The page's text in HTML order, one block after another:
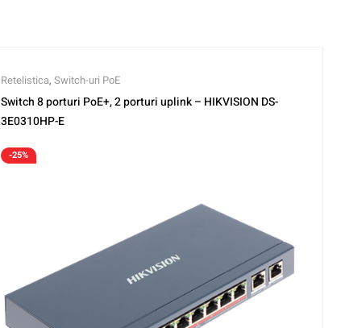
Retelistica, Switch-uri PoE
Switch 8 porturi PoE+, 2 porturi uplink – HIKVISION DS-
3E0310HP-E
-25%